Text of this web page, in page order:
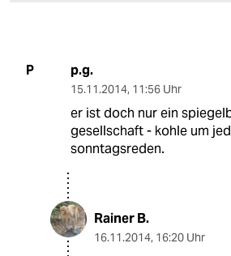
P p.g.
15.11.2014, 11:56 Uhr
er ist doch nur ein
gesellschaft - kohle um
sonntagsreden.
Rainer B.
16.11.2014, 16:20 Uhr